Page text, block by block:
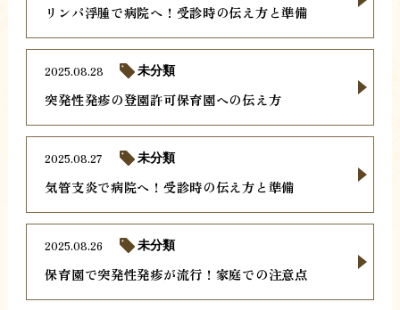
リンパ浮腫で病院へ！受診時の伝え方と準備
突発性発疹の登園許可保育園への伝え方
2025.08.28 未分類
気管支炎で病院へ！受診時の伝え方と準備
2025.08.27 未分類
保育園で突発性発疹が流行！家庭での注意点
2025.08.26 未分類